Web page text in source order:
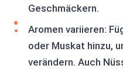
Geschmäckern.
Aromen variieren:
oder Muskat hinzu,
verändern. Auch